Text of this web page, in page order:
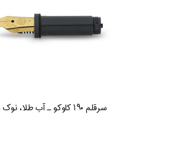
سرقلم ۱۹۰ کاوکو ـ آب طلا، نوک BB